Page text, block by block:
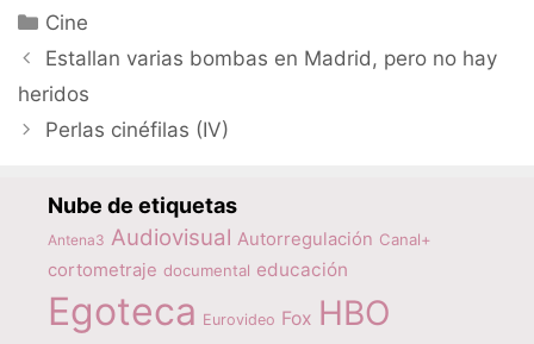
Categorías
Cine
Estallan varias bombas en Madrid, pero no hay
heridos
Perlas cinéfilas (IV)
Nube de etiquetas
Antena3 Audiovisual Autorregulación Canal+
cortometraje documental educación
Egoteca Eurovideo Fox HBO